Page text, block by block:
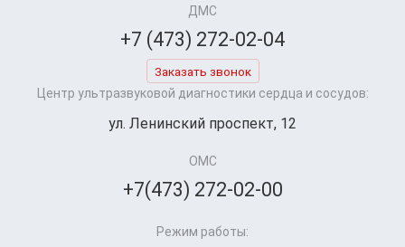
ДМС
+7 (473) 272-02-04
Заказать звонок
Центр ультразвуковой диагностики сердца и сосудов:
ул. Ленинский проспект, 12
ОМС
+7(473) 272-02-00
Режим работы: